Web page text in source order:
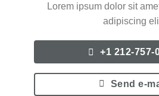
Lorem ipsum dolor sit
adipiscing
+1 212-757-
Send e-